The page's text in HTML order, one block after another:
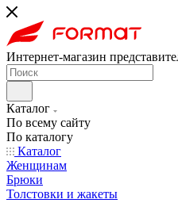
Интернет-магазин
Каталог
По всему сайту
По каталогу
Каталог
Женщинам
Брюки
Толстовки и жакеты